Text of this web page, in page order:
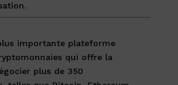
importante plateforme
qui offre la
plus de 350